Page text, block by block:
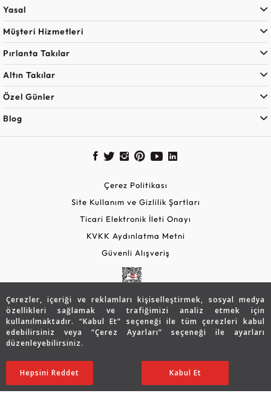
Çerezler, içeriği ve reklamları kişiselleştirmek, sosyal medya
özellikleri sağlamak ve trafiğimizi analiz etmek için
kullanılmaktadır. “Kabul Et” seçeneği ile tüm çerezleri kabul
edebilirsiniz veya “Çerez Ayarları” seçeneği ile ayarları
düzenleyebilirsiniz.
Ayarları Düzenle
Hepsini Reddet Kabul Et
15.140 TL
10.605TL SATIN ALIN
Yasal
Müşteri Hizmetleri
Pırlanta Takılar
Altın Takılar
Özel Günler
Blog
Çerez Politikası
Site Kullanım ve Gizlilik Şartları
Ticari Elektronik İleti Onayı
KVKK Aydınlatma Metni
Güvenli Alışveriş
Copyright © 2026 Assos Pırlanta - Bu sitenin tüm hakları